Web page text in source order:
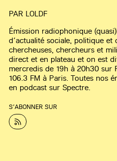
PAR LOLDF
Émission radiophonique
d’actualité sociale, politique
chercheuses, chercheurs et
direct et en plateau et on est
mercredis de 19h à 20h30 sur
106.3 FM à Paris. Toutes nos
en podcast sur Spectre.
S’ABONNER SUR